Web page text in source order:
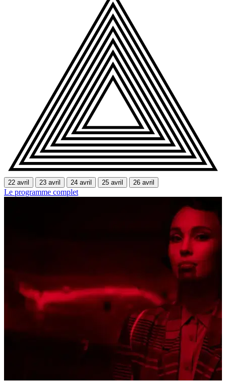
22 avril 23 avril 24 avril 25 avril 26 avril
Le programme complet